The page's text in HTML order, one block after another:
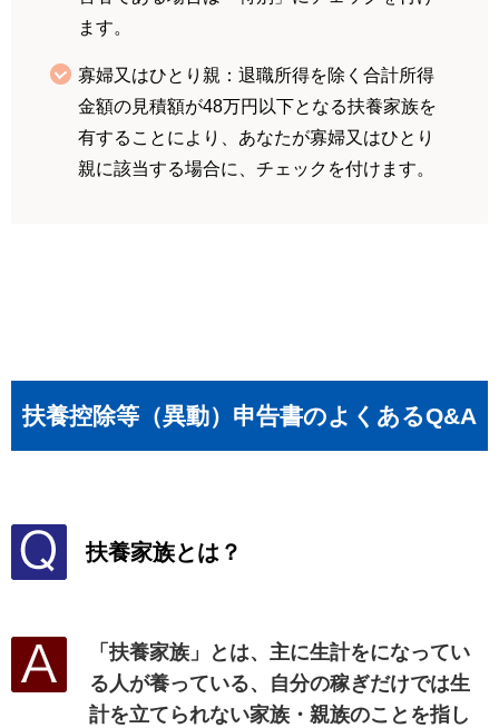
ます。
寡婦又はひとり親：退職所得を除く合計所得
金額の見積額が48万円以下となる扶養家族を
有することにより、あなたが寡婦又はひとり
親に該当する場合に、チェックを付けます。
扶養控除等（異動）申告書のよくあるQ&A
扶養家族とは？
「扶養家族」とは、主に生計をになってい
る人が養っている、自分の稼ぎだけでは生
計を立てられない家族・親族のことを指し